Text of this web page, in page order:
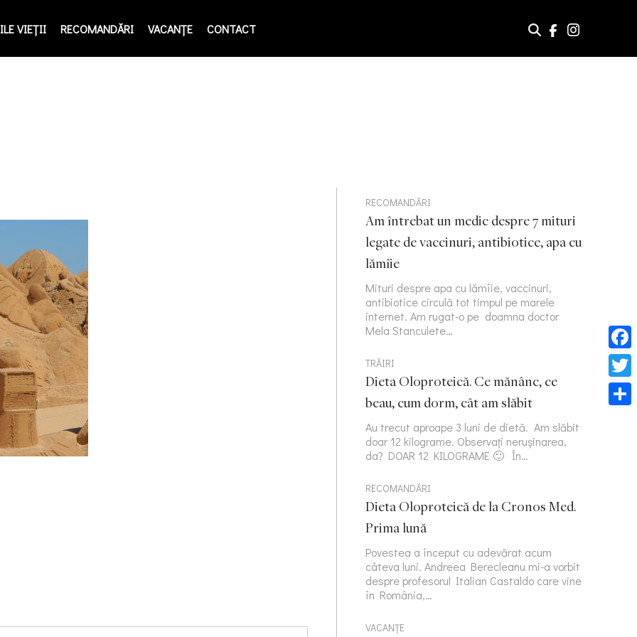
VIEŢII RECOMANDĂRI VACANȚE CONTACT
RECOMANDĂRI
Am întrebat un medic despre 7 mituri
legate de vaccinuri, antibiotice, apa cu
lămîie
Mituri despre apa cu lămîie, vaccinuri,
antibiotice circulă tot timpul pe marele
internet. Am rugat-o pe doamna doctor
Mela Stanculete…
TRĂIRI
Dieta Oloproteică. Ce mănânc, ce
beau, cum dorm, cât am slăbit
Au trecut aproape 3 luni de dietă. Am slăbit
doar 12 kilograme. Observați nerușinarea,
da? DOAR 12 KILOGRAME 🙂 În…
RECOMANDĂRI
Dieta Oloproteică de la Cronos Med.
Prima lună
Povestea a început cu adevărat acum
câteva luni. Andreea Berecleanu mi-a vorbit
despre profesorul Italian Castaldo care vine
în România,…
VACANȚE